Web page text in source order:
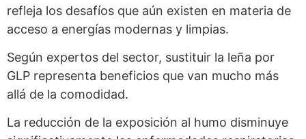
refleja los desafíos que aún existen en materia de
acceso a energías modernas y limpias.
Según expertos del sector, sustituir la leña por
GLP representa beneficios que van mucho más
allá de la comodidad.
La reducción de la exposición al humo disminuye